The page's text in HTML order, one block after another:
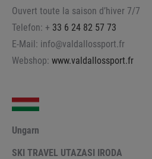
Ouvert toute la saison d’hiver 7/7
Telefon: + 33 6 24 82 57 73
E-Mail: info@valdallossport.fr
Webshop: www.valdallossport.fr
Ungarn
SKI TRAVEL UTAZASI IRODA